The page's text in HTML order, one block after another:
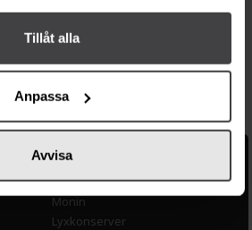
Tillåt alla
Anpassa
Avvisa
Dualit Espressomaskin 2.0
Köp
Populära länkar
Monin
Lyxkonserver